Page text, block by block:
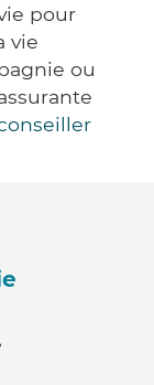
pour
vie
ou